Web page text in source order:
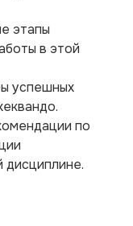
этапы
в этой
успешных
по
дисциплине.